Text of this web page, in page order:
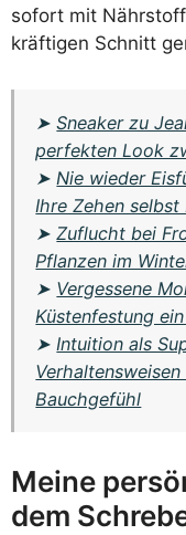
sofort mit
kräftigen Schnitt
➤Sneaker zu
perfekten Look
➤ Nie wieder
Ihre Zehen
➤Zuflucht bei
Pflanzen im
➤ Vergessene
Küstenfestung
➤ Intuition als
Bauchgefühl
Meine
dem